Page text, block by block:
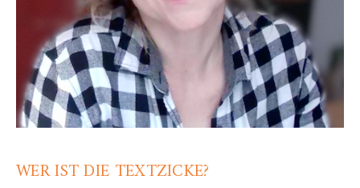
WER IST DIE TEXTZICKE?